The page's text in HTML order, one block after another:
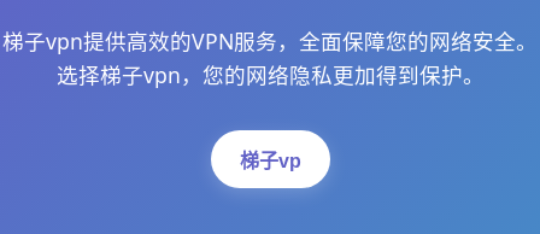
梯子vpn提供高效的VPN服务，全面保障您的网络安全。
选择梯子vpn，您的网络隐私更加得到保护。
梯子vp